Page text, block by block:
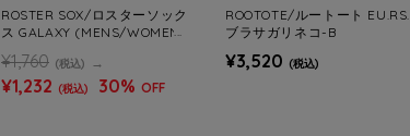
ROSTER SOX/ロスターソック
ス GALAXY (MENS/WOMEN
¥1,760 (税込)
¥1,232 (税込) 30% OFF
ROOTOTE/ルートート EU.RS.
ブラサガリネコ-B
¥3,520 (税込)